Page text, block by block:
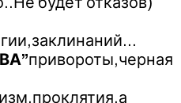
привороты,черная